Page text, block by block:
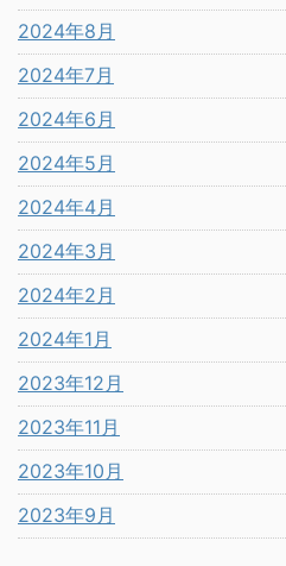
2024年8月
2024年7月
2024年6月
2024年5月
2024年4月
2024年3月
2024年2月
2024年1月
2023年12月
2023年11月
2023年10月
2023年9月